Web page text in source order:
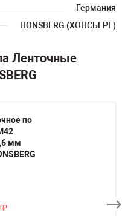
Германия
HONSBERG (ХОНСБЕРГ)
Ленточные
по
мм
₽